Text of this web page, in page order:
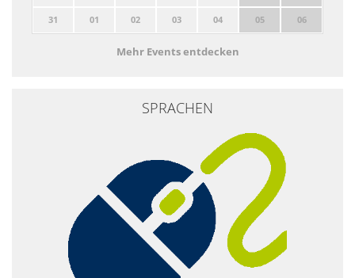
31 01 02 03 04 05 06
Mehr Events entdecken
SPRACHEN